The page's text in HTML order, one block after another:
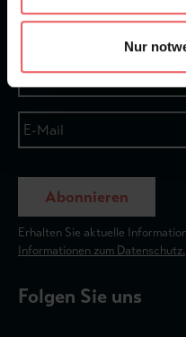
Nur
Newsletter
Abonnieren
Erhalten Sie aktuelle
Informationen zum Datenschutz.
Folgen Sie uns